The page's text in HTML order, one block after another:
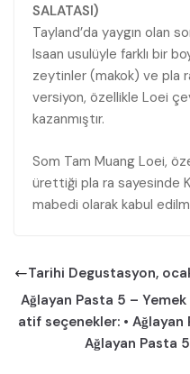
SALATASI)
Tayland’da yaygın olan
Isaan usulüyle farklı bir
zeytinler (makok) ve pla
versiyon, özellikle Loei
kazanmıştır.
Som Tam Muang Loei,
ürettiği pla ra sayesinde
mabedi olarak kabul
Tarihi Degustasyon,
Ağlayan Pasta 5 –
atif seçenekler: •
Ağlayan Pasta